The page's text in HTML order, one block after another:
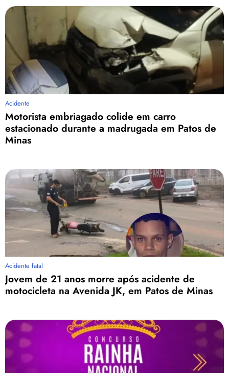
Acidente
Motorista embriagado colide em carro
estacionado durante a madrugada em Patos de
Minas
Acidente fatal
Jovem de 21 anos morre após acidente de
motocicleta na Avenida JK, em Patos de Minas